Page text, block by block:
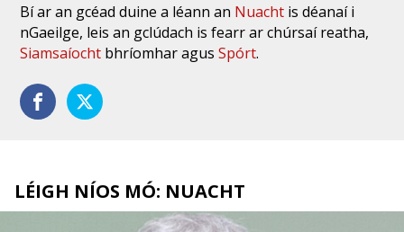
Bí ar an gcéad duine a léann an Nuacht is déanaí i
nGaeilge, leis an gclúdach is fearr ar chúrsaí reatha,
Siamsaíocht bhríomhar agusSpórt.
LÉIGH NÍOS MÓ: NUACHT